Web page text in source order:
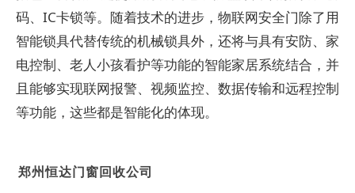
码、IC卡锁等。随着技术的进步，物联网安全门除了用
智能锁具代替传统的机械锁具外，还将与具有安防、家
电控制、老人小孩看护等功能的智能家居系统结合，并
且能够实现联网报警、视频监控、数据传输和远程控制
等功能，这些都是智能化的体现。
郑州恒达门窗回收公司